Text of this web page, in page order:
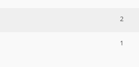
2
1